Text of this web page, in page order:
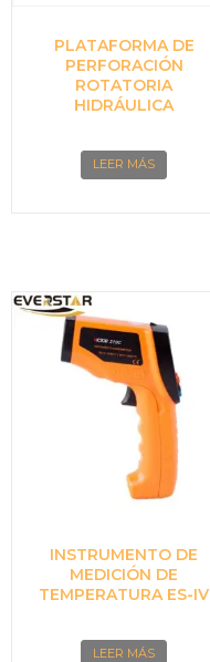
PLATAFORMA DE
PERFORACIÓN
ROTATORIA
HIDRÁULICA
LEER MÁS
INSTRUMENTO DE
MEDICIÓN DE
TEMPERATURA ES-IV
LEER MÁS